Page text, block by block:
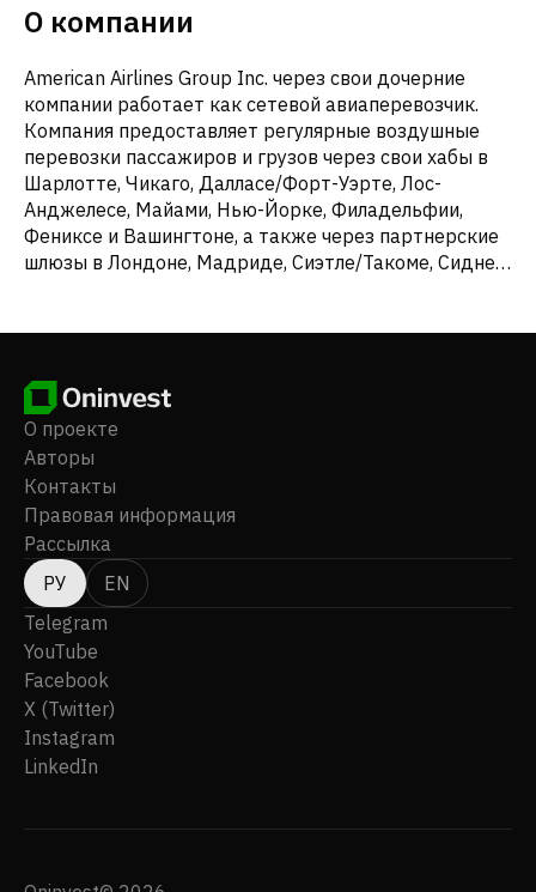
О компании
American Airlines Group Inc. через свои дочерние
компании работает как сетевой авиаперевозчик.
Компания предоставляет регулярные воздушные
перевозки пассажиров и грузов через свои хабы в
Шарлотте, Чикаго, Далласе/Форт-Уэрте, Лос-
Анджелесе, Майами, Нью-Йорке, Филадельфии,
Фениксе и Вашингтоне, а также через партнерские
шлюзы в Лондоне, Мадриде, Сиэтле/Такоме, Сиднее
Ранее компания была известна как AMR Corporation,
American Airlines Group Inc. American Airlines Group
Inc. была основана в 1930 году, ее штаб-квартира
находится в Форт-Уэрте, штат Техас.
О проекте
Авторы
Контакты
Правовая информация
Рассылка
РУ
EN
Telegram
YouTube
Facebook
X (Twitter)
Instagram
LinkedIn